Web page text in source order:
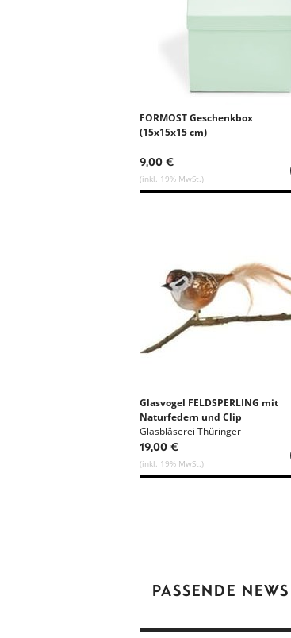
FORMOST Geschenkbox
(15x15x15 cm)
9,00 €
(inkl. 19% MwSt.)
Glasvogel FELDSPERLING mit
Naturfedern und Clip
Glasbläserei Thüringer
Weihnacht
19,00 €
(inkl. 19% MwSt.)
PASSENDE